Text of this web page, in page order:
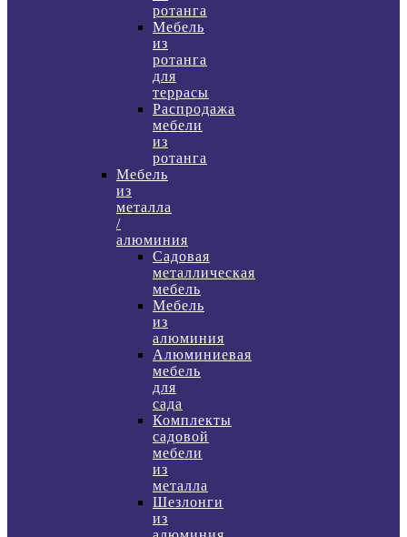
ротанга
Мебель
из
ротанга
для
террасы
Распродажа
мебели
из
ротанга
Мебель
из
металла
/
алюминия
Садовая
металлическая
мебель
Мебель
из
алюминия
Алюминиевая
мебель
для
сада
Комплекты
садовой
мебели
из
металла
Шезлонги
из